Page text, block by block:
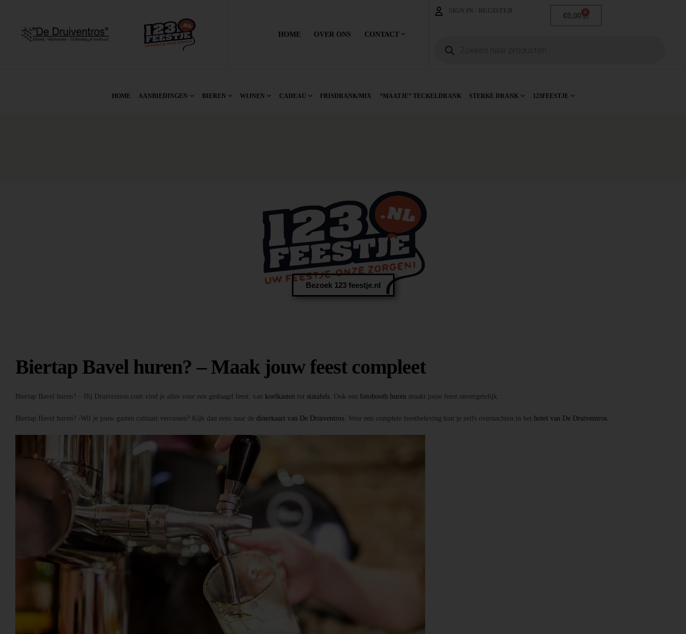
HOME OVER ONS CONTACT
SIGN IN / REGISTER
€0,00 0
HOME AANBIEDINGEN BIEREN WIJNEN CADEAU FRISDRANK/MIX “MAATJE” TECKELDRANK STERKE DRANK 123FEESTJE
Bezoek 123 feestje.nl
Biertap Bavel huren? – Maak jouw feest compleet
Biertap Bavel huren? – Bij Druiventros.com vind je alles voor een geslaagd feest: van koelkasten tot statafels . Ook een fotobooth huren maakt jouw feest onvergetelijk.
Biertap Bavel huren? -Wil je jouw gasten culinair verrassen? Kijk dan eens naar de dinerkaart van De Druiventros . Voor een complete feestbeleving kun je zelfs overnachten in het hotel van De Druiventros